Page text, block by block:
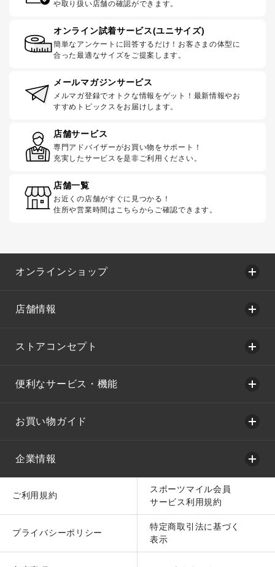
や取り扱い店舗の確認ができます。
オンライン試着サービス(ユニサイズ)
簡単なアンケートに回答するだけ！お客さまの体型に
合った最適なサイズをご提案します。
メールマガジンサービス
メルマガ登録でオトクな情報をゲット！最新情報やお
すすめトピックスをお届けします。
店舗サービス
専門アドバイザーがお買い物をサポート！
充実したサービスを是非ご利用ください。
店舗一覧
お近くの店舗がすぐに見つかる！
住所や営業時間はこちらからご確認できます。
オンラインショップ
店舗情報
ストアコンセプト
便利なサービス・機能
お買い物ガイド
企業情報
ご利用規約
スポーツマイル会員
サービス利用規約
プライバシーポリシー
特定商取引法に基づく
表示